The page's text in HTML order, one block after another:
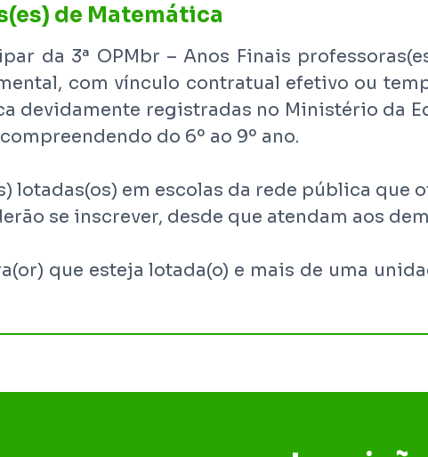
de Matemática
da 3ª OPMbr – Anos Finais
com vínculo contratual efetivo ou
devidamente registradas no Ministério da
do 6º ao 9º ano.
lotadas(os) em escolas da rede pública que
se inscrever, desde que atendam aos
que esteja lotada(o) e mais de uma